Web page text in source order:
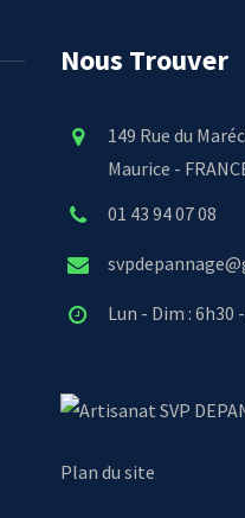
Nous Trouver
149 Rue du
Maurice -
01 43 94 07 08
Lun - Dim : 6h30
SVP
Plan du site